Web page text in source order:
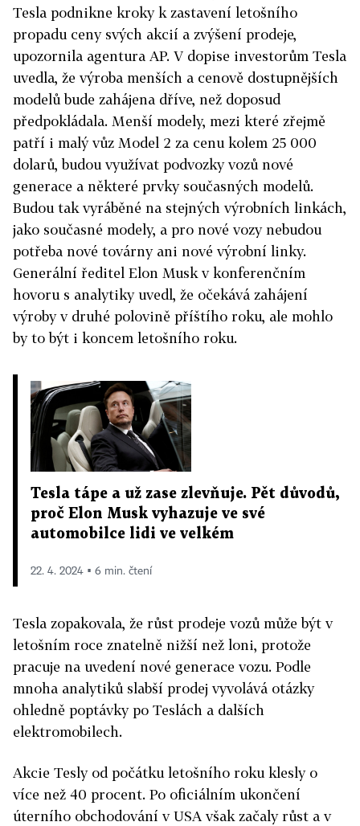
Tesla podnikne kroky k zastavení letošního
propadu ceny svých akcií a zvýšení prodeje,
upozornila agentura AP. V dopise investorům Tesla
uvedla, že výroba menších a cenově dostupnějších
modelů bude zahájena dříve, než doposud
předpokládala. Menší modely, mezi které zřejmě
patří i malý vůz Model 2 za cenu kolem 25 000
dolarů, budou využívat podvozky vozů nové
generace a některé prvky současných modelů.
Budou tak vyráběné na stejných výrobních linkách,
jako současné modely, a pro nové vozy nebudou
potřeba nové továrny ani nové výrobní linky.
Generální ředitel Elon Musk v konferenčním
hovoru s analytiky uvedl, že očekává zahájení
výroby v druhé polovině příštího roku, ale mohlo
by to být i koncem letošního roku.
Tesla tápe a už zase zlevňuje. Pět důvodů,
proč Elon Musk vyhazuje ve své
automobilce lidi ve velkém
22. 4. 2024 ▪ 6 min. čtení
Tesla zopakovala, že růst prodeje vozů může být v
letošním roce znatelně nižší než loni, protože
pracuje na uvedení nové generace vozu. Podle
mnoha analytiků slabší prodej vyvolává otázky
ohledně poptávky po Teslách a dalších
elektromobilech.
Akcie Tesly od počátku letošního roku klesly o
více než 40 procent. Po oficiálním ukončení
úterního obchodování v USA však začaly růst a v